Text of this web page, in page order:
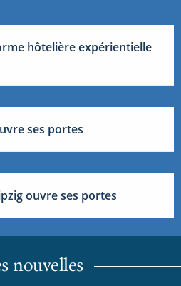
hôtelière expérientielle
ses portes
ouvre ses portes
nouvelles